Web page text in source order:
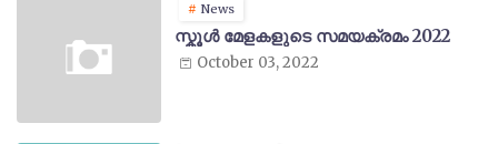
News
സ്കൂൾ മേളകളുടെ സമയക്രമം 2022
October 03, 2022